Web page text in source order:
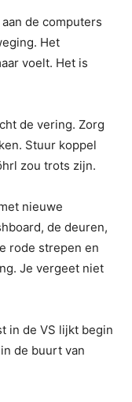
de computers
Het
voelt. Het is
de vering. Zorg
Stuur koppel
zou trots zijn.
nieuwe
de deuren,
rode strepen en
Je vergeet niet
in de VS lijkt begin
de buurt van